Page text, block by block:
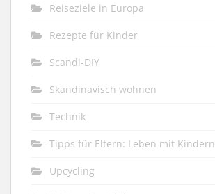
Reiseziele in Europa
Rezepte für Kinder
Scandi-DIY
Skandinavisch wohnen
Technik
Tipps für Eltern: Leben mit Kindern
Upcycling